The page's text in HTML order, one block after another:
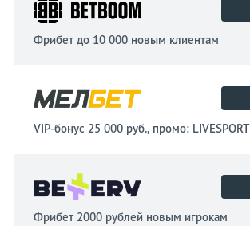
Фрибет до 10 000 новым клиентам
VIP-бонус 25 000 руб., промо: LIVESPORT
Фрибет 2000 рублей новым игрокам